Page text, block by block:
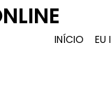
INÍCIO EU